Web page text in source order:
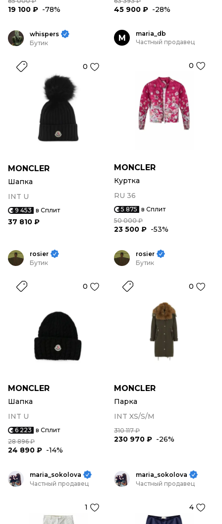
19 100 ₽ -78% 45 900 ₽ -28%
whispers
Бутик
0
MONCLER
Шапка
INT U
9 453 в Сплит
37 810 ₽
M
maria_db
Частный продавец
0
MONCLER
Куртка
RU 36
5 875 в Сплит
50 000 ₽
23 500 ₽ -53%
rosier
Бутик
0
MONCLER
Шапка
INT U
6 223 в Сплит
28 896 ₽
24 890 ₽ -14%
rosier
Бутик
0
MONCLER
Парка
INT XS/S/M
310 117 ₽
230 970 ₽ -26%
maria_sokolova
Частный продавец
1
maria_sokolova
Частный продавец
4